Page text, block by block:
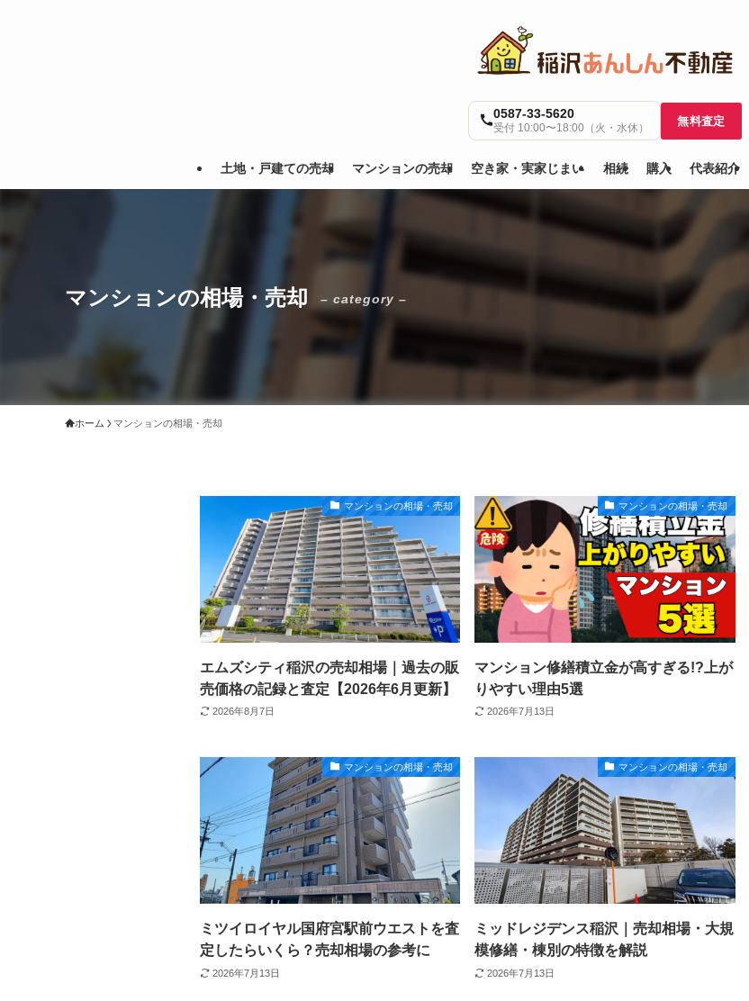
土地・戸建ての売却 マンションの売却 空き家・実家じまい 相続 購入 代表紹介
0587-33-5620
受付 10:00〜18:00（火・水休）
無料査定
マンションの相場・売却 – category –
ホーム マンションの相場・売却
マンションの相場・売却
エムズシティ稲沢の売却相場｜過去の販
売価格の記録と査定【2026年6月更新】
2026年8月7日
マンションの相場・売却
マンション修繕積立金が高すぎる!?上が
りやすい理由5選
2026年7月13日
マンションの相場・売却
ミツイロイヤル国府宮駅前ウエストを査
定したらいくら？売却相場の参考に
2026年7月13日
マンションの相場・売却
ミッドレジデンス稲沢｜売却相場・大規
模修繕・棟別の特徴を解説
2026年7月13日